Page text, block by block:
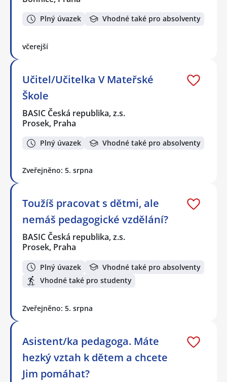
Plný úvazek Vhodné také pro absolventy
včerejší
Učitel/Učitelka V Mateřské
Škole
BASIC Česká republika, z.s.
Prosek, Praha
Plný úvazek Vhodné také pro absolventy
Zveřejněno: 5. srpna
Toužíš pracovat s dětmi, ale
nemáš pedagogické vzdělání?
BASIC Česká republika, z.s.
Prosek, Praha
Plný úvazek
Vhodné také pro absolventy
Vhodné také pro studenty
Zveřejněno: 5. srpna
Asistent/ka pedagoga. Máte
hezký vztah k dětem a chcete
Jim pomáhat?